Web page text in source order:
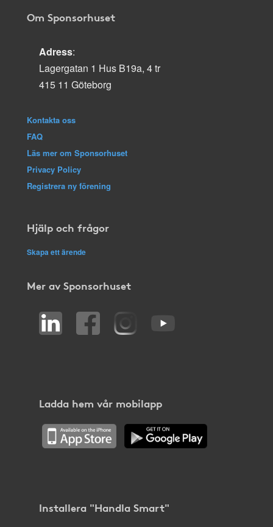
Om Sponsorhuset
Adress:
Lagergatan 1 Hus B19a, 4 tr
415 11 Göteborg
Kontakta oss
FAQ
Läs mer om Sponsorhuset
Privacy Policy
Registrera ny förening
Hjälp och frågor
Skapa ett ärende
Mer av Sponsorhuset
Ladda hem vår mobilapp
Installera "Handla Smart"